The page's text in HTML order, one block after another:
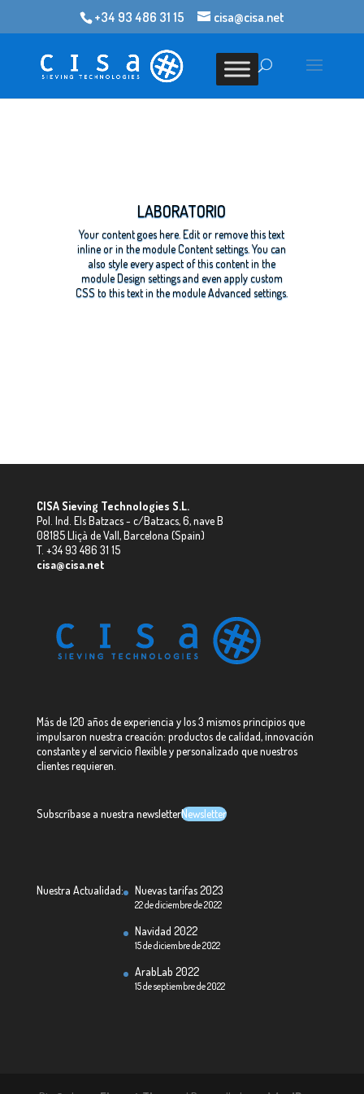
+34 93 486 31 15 cisa@cisa.net
LABORATORIO
Your content goes here. Edit or remove this text
inline or in the module Content settings. You can
also style every aspect of this content in the
module Design settings and even apply custom
CSS to this text in the module Advanced settings.
CISA Sieving Technologies S.L.
Pol. Ind. Els Batzacs - c/Batzacs, 6, nave B
08185 Lliçà de Vall, Barcelona (Spain)
T. +34 93 486 31 15
cisa@cisa.net
Más de 120 años de experiencia y los 3 mismos principios que
impulsaron nuestra creación: productos de calidad, innovación
constante y el servicio flexible y personalizado que nuestros
clientes requieren.
Subscríbase a nuestra newsletterNewsletter
Nuestra Actualidad: Nuevas tarifas 2023
22 de diciembre de 2022
Navidad 2022
15 de diciembre de 2022
ArabLab 2022
15 de septiembre de 2022